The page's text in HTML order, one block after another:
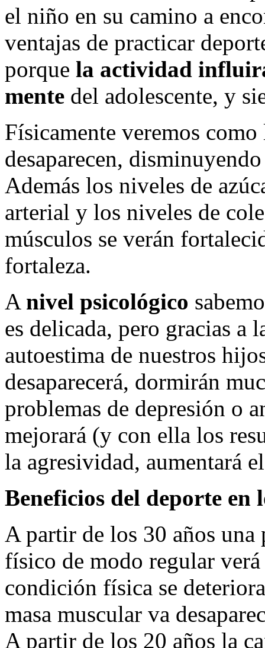
el niño en su camino a
ventajas de practicar
porque la actividad
mente del adolescente, y
Físicamente veremos
desaparecen,
Además los niveles de
arterial y los niveles de
músculos se verán
fortaleza.
A nivel psicológico
es delicada, pero gracias a
autoestima de nuestros
desaparecerá, dormirán
problemas de depresión o
mejorará (y con ella los
la agresividad, aumentará
Beneficios del deporte en
A partir de los 30 años una
físico de modo regular
condición física se
masa muscular va
A partir de los 20 años la